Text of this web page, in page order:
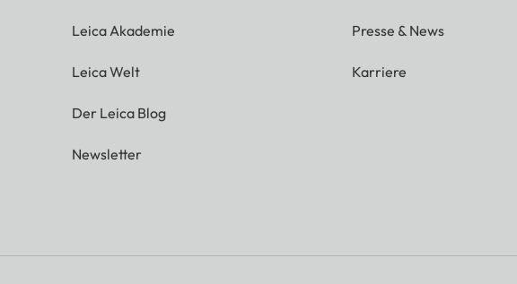
Leica Akademie
Leica Welt
Der Leica Blog
Newsletter
Presse & News
Karriere